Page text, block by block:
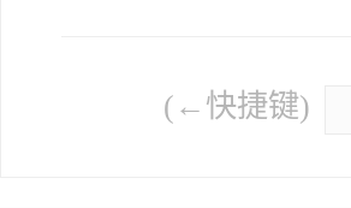
(←快捷键)